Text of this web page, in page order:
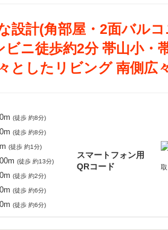
設計(角部屋・2面バル
ビニ徒歩約2分 帯山小・
としたリビング 南側広
(徒歩 約8分)
(徒歩 約8分)
(徒歩 約1分)
(徒歩 約13分)
(徒歩 約2分)
(徒歩 約6分)
(徒歩 約6分)
スマートフォン用
QRコード